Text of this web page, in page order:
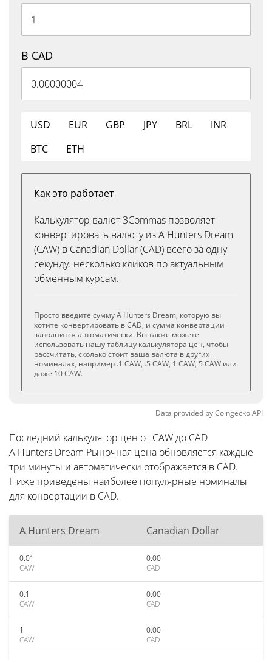
В CAD
USD EUR GBP JPY BRL
INR
BTC
ETH
Как это работает
Калькулятор валют 3Commas позволяет
конвертировать валюту из A Hunters Dream
(CAW) в Canadian Dollar (CAD) всего за одну
секунду. несколько кликов по актуальным
обменным курсам.
Просто введите сумму A Hunters Dream, которую вы
хотите конвертировать в CAD, и сумма конвертации
заполнится автоматически. Вы также можете
использовать нашу таблицу калькулятора цен, чтобы
рассчитать, сколько стоит ваша валюта в других
номиналах, например .1 CAW, .5 CAW, 1 CAW, 5 CAW или
даже 10 CAW.
Data provided byCoingeckoAPI
Последний калькулятор цен от CAW до CAD
A Hunters Dream Рыночная цена обновляется каждые
три минуты и автоматически отображается в CAD.
Ниже приведены наиболее популярные номиналы
для конвертации в CAD.
A Hunters Dream Canadian Dollar
0.01
CAW
0.00
CAD
0.1
CAW
0.00
CAD
1
CAW
0.00
CAD